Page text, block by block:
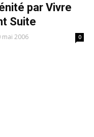
par Vivre
Suite
mai 2006 0